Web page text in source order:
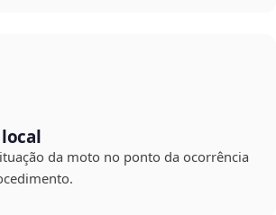
da moto no ponto da ocorrência